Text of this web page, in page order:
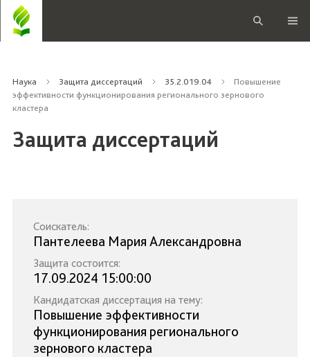
Наука Защита диссертаций 35.2.019.04
Повышение
эффективности функционирования регионального зернового
кластера
Защита диссертаций
Соискатель:
Пантелеева Мария Александровна
Защита состоится:
17.09.2024 15:00:00
Кандидатская диссертация на тему:
Повышение эффективности
функционирования регионального
зернового кластера